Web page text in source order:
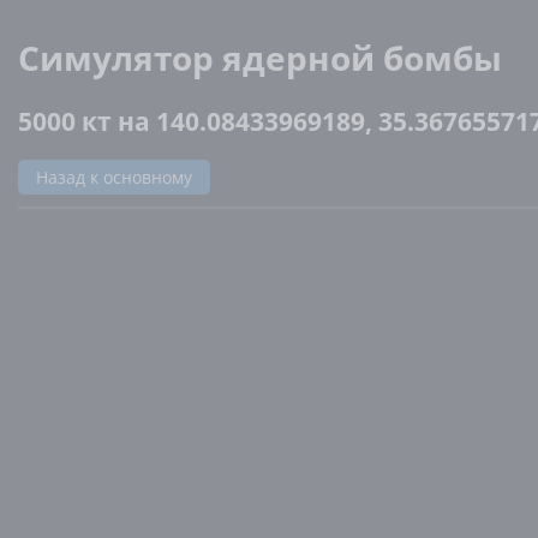
Симулятор ядерной бомбы
5000 кт на 140.08433969189,
Назад к основному